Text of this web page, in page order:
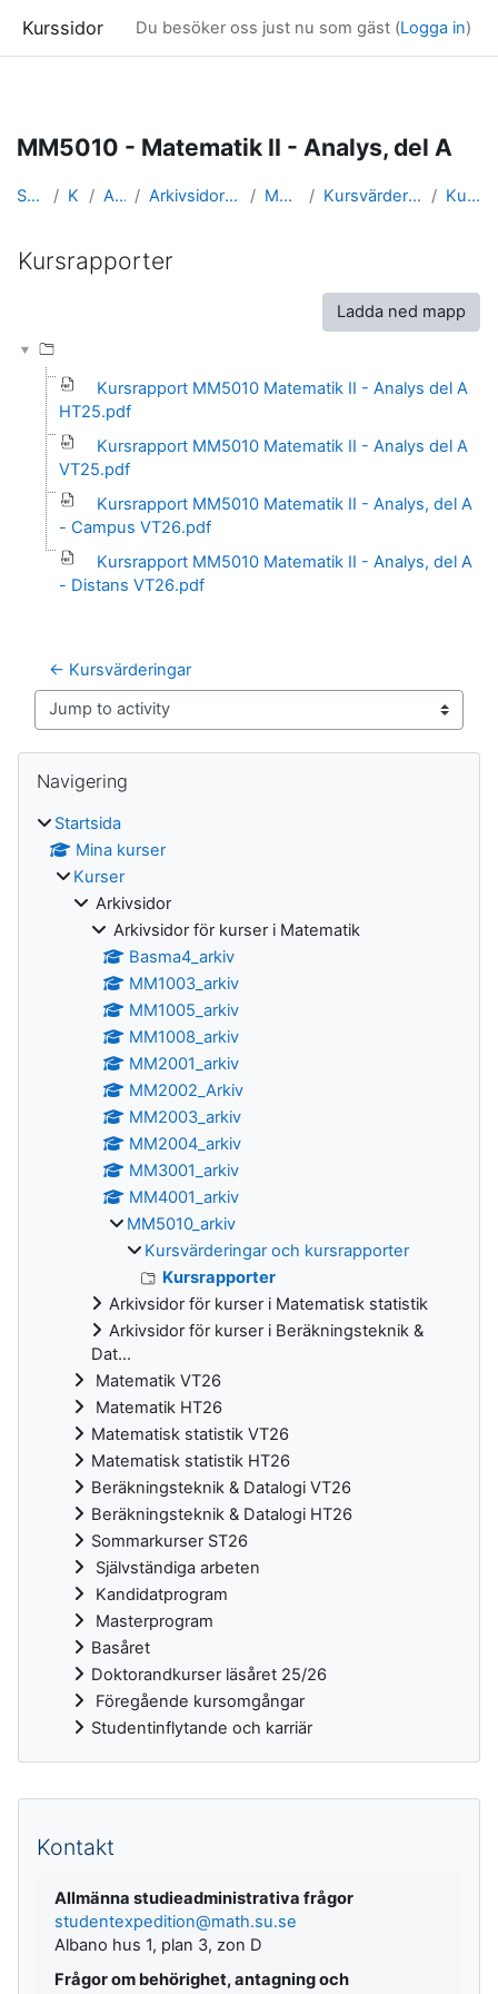
Kurssidor Du besöker oss just nu som gäst (Logga in)
MM5010 - Matematik II - Analys, del A
Startsida Kurser Arkivsidor Arkivsidor för kurser i Matematik MM5010_arkiv Kursvärderingar och kursrapporter Kursrapporter
Kursrapporter
Ladda ned mapp
Kursrapport MM5010 Matematik II - Analys del A
HT25.pdf
Kursrapport MM5010 Matematik II - Analys del A
VT25.pdf
Kursrapport MM5010 Matematik II - Analys, del A
- Campus VT26.pdf
Kursrapport MM5010 Matematik II - Analys, del A
- Distans VT26.pdf
← Kursvärderingar
Jump to activity
Block
Navigering
Startsida
Mina kurser
Kurser
Arkivsidor
Arkivsidor för kurser i Matematik
Basma4_arkiv
MM1003_arkiv
MM1005_arkiv
MM1008_arkiv
MM2001_arkiv
MM2002_Arkiv
MM2003_arkiv
MM2004_arkiv
MM3001_arkiv
MM4001_arkiv
MM5010_arkiv
Kursvärderingar och kursrapporter
Kursrapporter
Arkivsidor för kurser i Matematisk statistik
Arkivsidor för kurser i Beräkningsteknik &
Dat...
Matematik VT26
Matematik HT26
Matematisk statistik VT26
Matematisk statistik HT26
Beräkningsteknik & Datalogi VT26
Beräkningsteknik & Datalogi HT26
Sommarkurser ST26
Självständiga arbeten
Kandidatprogram
Masterprogram
Basåret
Doktorandkurser läsåret 25/26
Föregående kursomgångar
Studentinflytande och karriär
Kompletterande block
Kontakt
Allmänna studieadministrativa frågor
studentexpedition@math.su.se
Albano hus 1, plan 3, zon D
Frågor om behörighet, antagning och